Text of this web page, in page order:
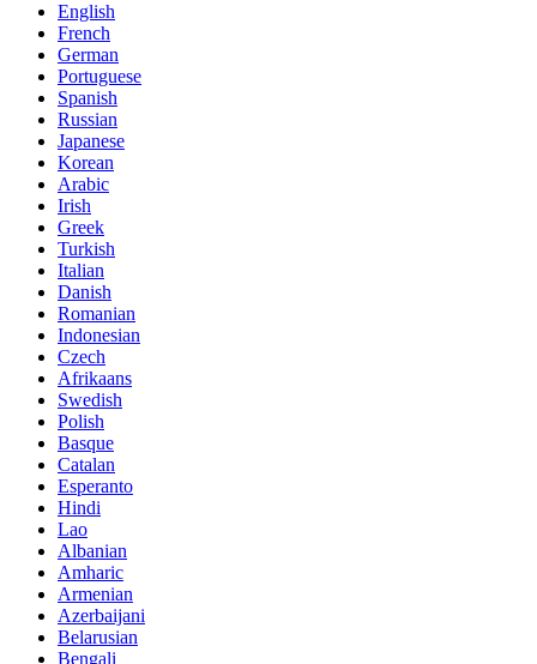
English
French
German
Portuguese
Spanish
Russian
Japanese
Korean
Arabic
Irish
Greek
Turkish
Italian
Danish
Romanian
Indonesian
Czech
Afrikaans
Swedish
Polish
Basque
Catalan
Esperanto
Hindi
Lao
Albanian
Amharic
Armenian
Azerbaijani
Belarusian
Bengali